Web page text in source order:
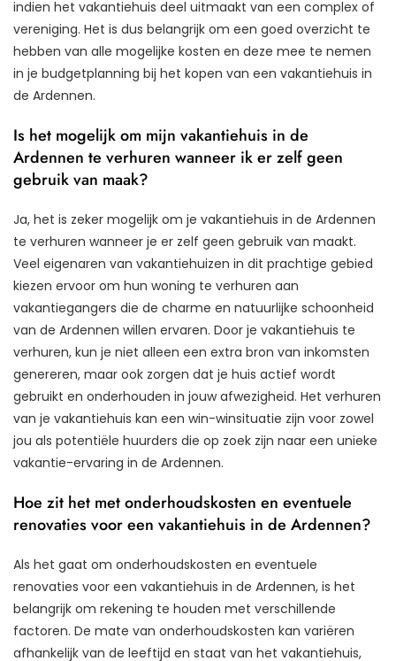
indien het vakantiehuis deel uitmaakt van een complex of
vereniging. Het is dus belangrijk om een goed overzicht te
hebben van alle mogelijke kosten en deze mee te nemen
in je budgetplanning bij het kopen van een vakantiehuis in
de Ardennen.
Is het mogelijk om mijn vakantiehuis in de
Ardennen te verhuren wanneer ik er zelf geen
gebruik van maak?
Ja, het is zeker mogelijk om je vakantiehuis in de Ardennen
te verhuren wanneer je er zelf geen gebruik van maakt.
Veel eigenaren van vakantiehuizen in dit prachtige gebied
kiezen ervoor om hun woning te verhuren aan
vakantiegangers die de charme en natuurlijke schoonheid
van de Ardennen willen ervaren. Door je vakantiehuis te
verhuren, kun je niet alleen een extra bron van inkomsten
genereren, maar ook zorgen dat je huis actief wordt
gebruikt en onderhouden in jouw afwezigheid. Het verhuren
van je vakantiehuis kan een win-winsituatie zijn voor zowel
jou als potentiële huurders die op zoek zijn naar een unieke
vakantie-ervaring in de Ardennen.
Hoe zit het met onderhoudskosten en eventuele
renovaties voor een vakantiehuis in de Ardennen?
Als het gaat om onderhoudskosten en eventuele
renovaties voor een vakantiehuis in de Ardennen, is het
belangrijk om rekening te houden met verschillende
factoren. De mate van onderhoudskosten kan variëren
afhankelijk van de leeftijd en staat van het vakantiehuis,